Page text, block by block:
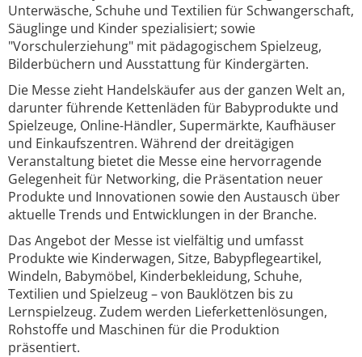
Unterwäsche, Schuhe und Textilien für Schwangerschaft,
Säuglinge und Kinder spezialisiert; sowie
"Vorschulerziehung" mit pädagogischem Spielzeug,
Bilderbüchern und Ausstattung für Kindergärten.
Die Messe zieht Handelskäufer aus der ganzen Welt an,
darunter führende Kettenläden für Babyprodukte und
Spielzeuge, Online-Händler, Supermärkte, Kaufhäuser
und Einkaufszentren. Während der dreitägigen
Veranstaltung bietet die Messe eine hervorragende
Gelegenheit für Networking, die Präsentation neuer
Produkte und Innovationen sowie den Austausch über
aktuelle Trends und Entwicklungen in der Branche.
Das Angebot der Messe ist vielfältig und umfasst
Produkte wie Kinderwagen, Sitze, Babypflegeartikel,
Windeln, Babymöbel, Kinderbekleidung, Schuhe,
Textilien und Spielzeug – von Bauklötzen bis zu
Lernspielzeug. Zudem werden Lieferkettenlösungen,
Rohstoffe und Maschinen für die Produktion
präsentiert.